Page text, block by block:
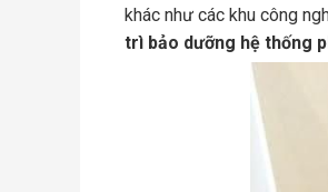
khác như các khu công
trì bảo dưỡng hệ thống